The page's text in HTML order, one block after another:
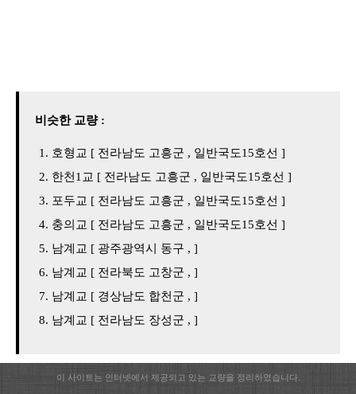
비슷한 교량 :
호형교 [ 전라남도 고흥군 , 일반국도15호선 ]
한천1교 [ 전라남도 고흥군 , 일반국도15호선 ]
포두교 [ 전라남도 고흥군 , 일반국도15호선 ]
충의교 [ 전라남도 고흥군 , 일반국도15호선 ]
남계교 [ 광주광역시 동구 , ]
남계교 [ 전라북도 고창군 , ]
남계교 [ 경상남도 합천군 , ]
남계교 [ 전라남도 장성군 , ]
이 사이트는 인터넷에서 제공되고 있는 교량을 정리하였습니다.